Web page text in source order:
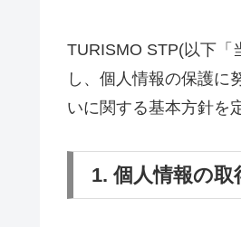
TURISMO STP(以下「
し、個人情報の保護に
いに関する基本方針を
1. 個人情報の取